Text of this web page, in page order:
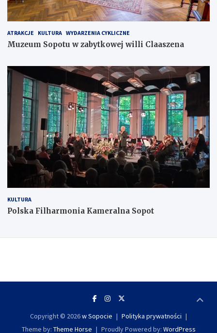
ATRAKCJE KULTURA WYDARZENIA CYKLICZNE
Muzeum Sopotu w zabytkowej willi Claaszena
KULTURA
Polska Filharmonia Kameralna Sopot
Copyright © 2026w Sopocie
Polityka prywatności
Theme by: Theme Horse Proudly Powered by: WordPress